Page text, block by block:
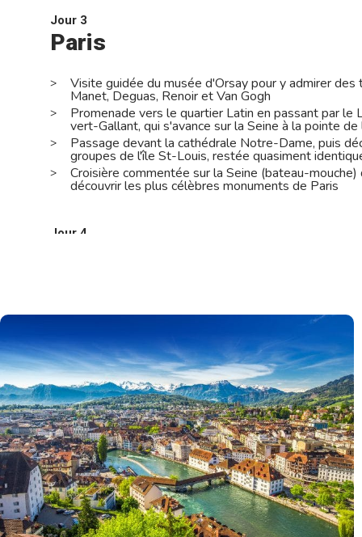
Jour 3
Paris
Visite guidée du musée d'Orsay pour y admirer des
Manet, Deguas, Renoir et Van Gogh
Promenade vers le quartier Latin en passant par le
vert-Gallant, qui s'avance sur la Seine à la pointe
Passage devant la cathédrale Notre-Dame, puis
groupes de l'île St-Louis, restée quasiment
Croisière commentée sur la Seine (bateau-
découvrir les plus célèbres monuments de Paris
Jour 4
Découverte du musée de l'Automobile Reims-
d'admirer une collection impressionnante de plus
Visite de la majestueuse cathédrale gothique
siècles
Jour 5
Reims – Verdun – Strasbourg
Visite guidée consacrée à la Grande Guerre de
combats qui se sont déroulés autour de Verdun
Découverte du musée de la Citadelle, qui présente
augmentée qui vous met dans la peau d'un soldat